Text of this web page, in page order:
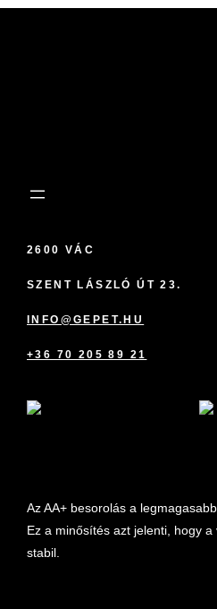
2600 VÁC
SZENT LÁSZLÓ ÚT 23.
INFO@GEPET.HU
+36 70 205 89 21
Az AA+ besorolás a
Ez a minősítés azt jelenti, hogy
stabil.